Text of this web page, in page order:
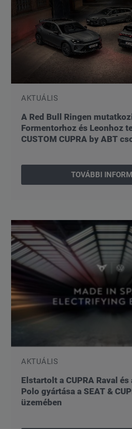
AKTUÁLIS
A Red Bull Ringen
Formentorhoz és Leonhoz
CUSTOM CUPRA by ABT
TOVÁBBI
AKTUÁLIS
Elstartolt a CUPRA Raval és
Polo gyártása a SEAT &
üzemében